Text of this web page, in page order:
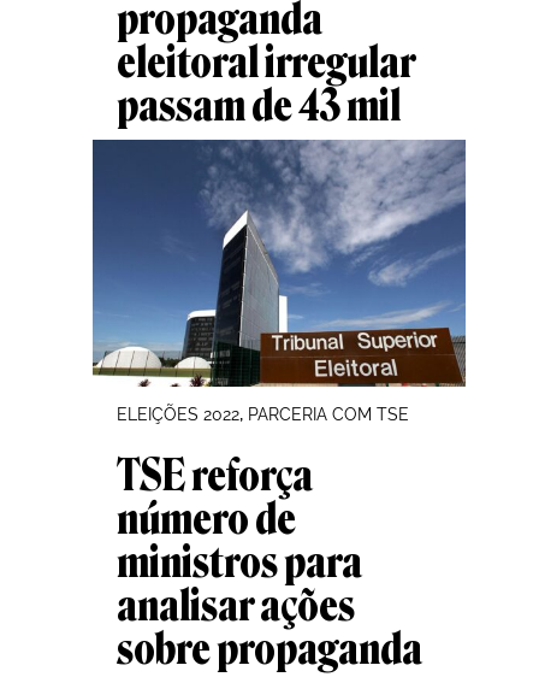
propaganda
eleitoral irregular
passam de 43 mil
ELEIÇÕES 2022, PARCERIA COM TSE
TSE reforça
número de
ministros para
analisar ações
sobre propaganda